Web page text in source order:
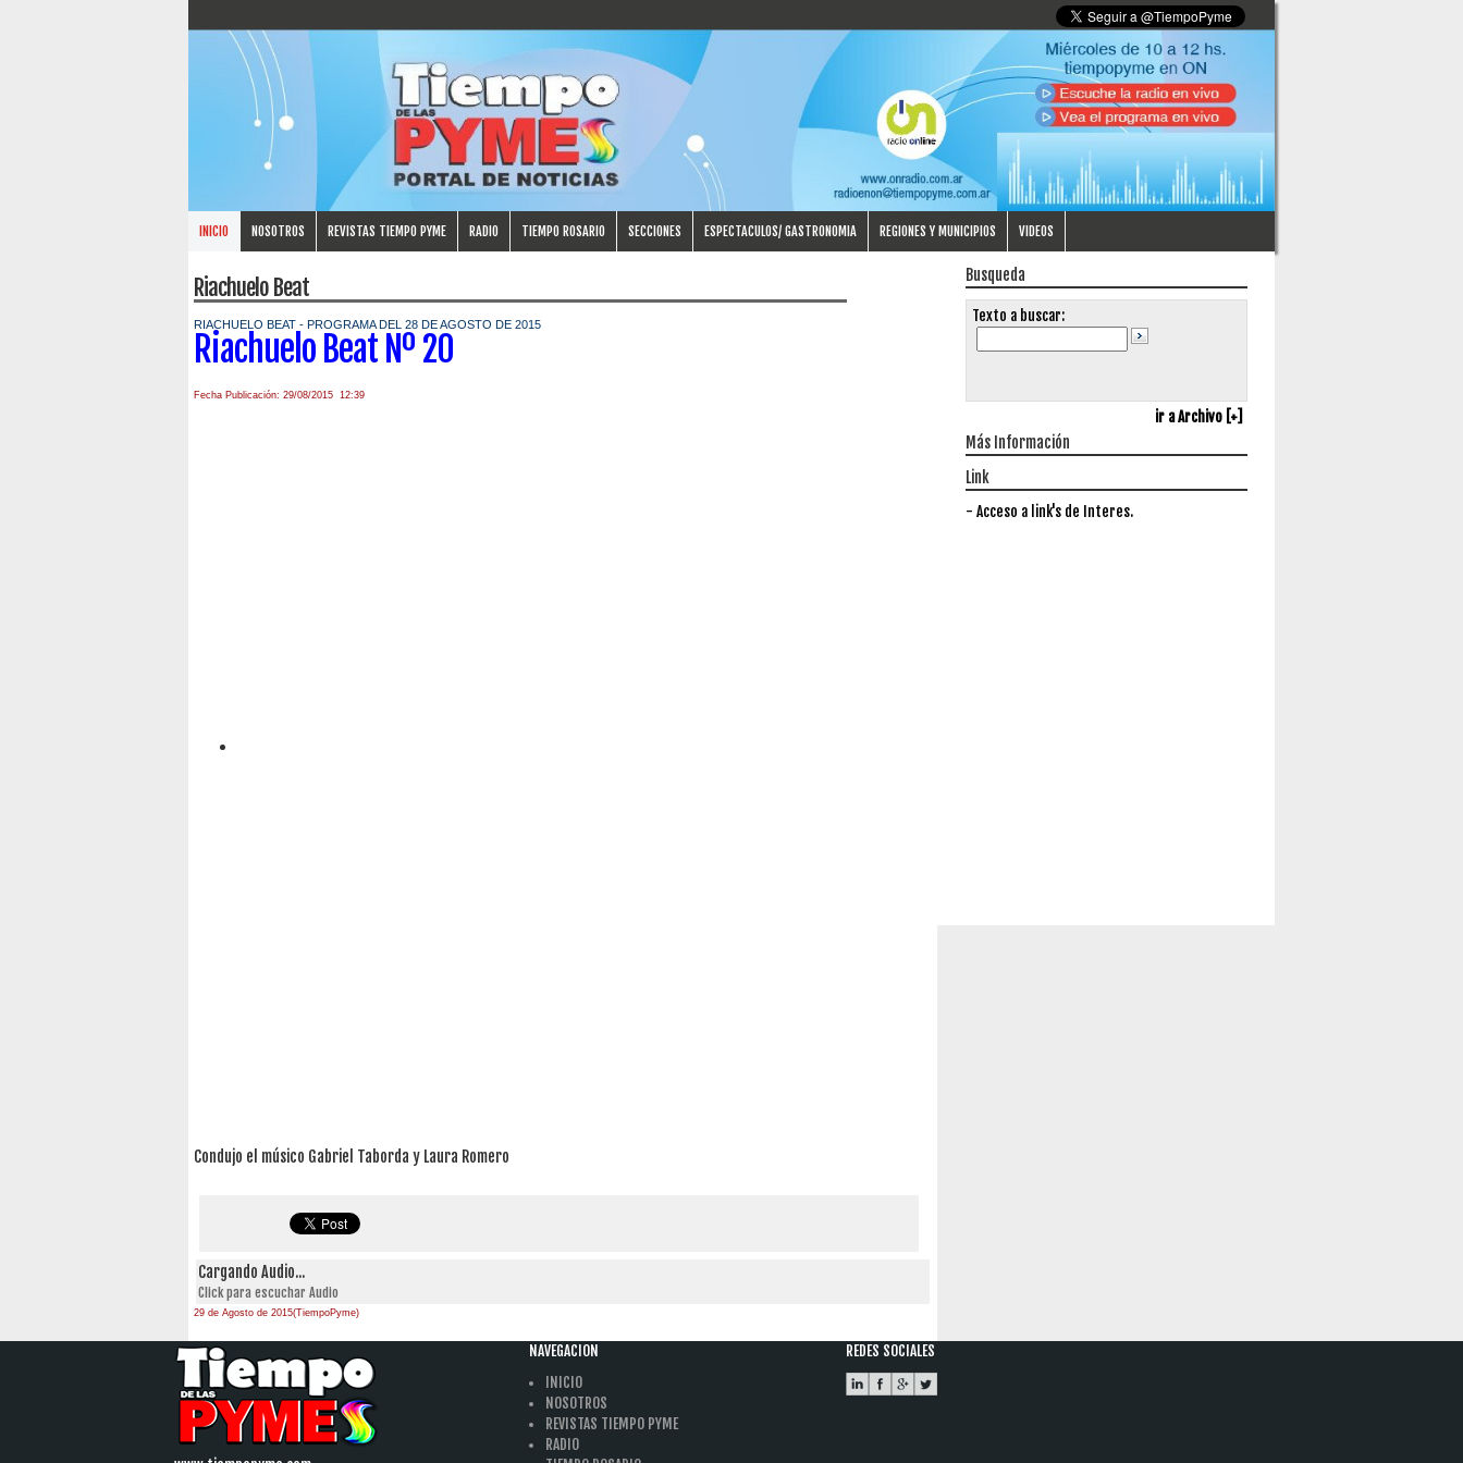
INICIO NOSOTROS REVISTAS TIEMPO PYME RADIO TIEMPO ROSARIO SECCIONES ESPECTACULOS/ GASTRONOMIA REGIONES Y MUNICIPIOS VIDEOS
Riachuelo Beat
RIACHUELO BEAT - PROGRAMA DEL 28 DE AGOSTO DE 2015
Riachuelo Beat Nº 20
Fecha Publicación: 29/08/2015 12:39
Condujo el músico Gabriel Taborda y Laura Romero
Cargando Audio...
Click para escuchar Audio
29 de Agosto de 2015(TiempoPyme)
Busqueda
Texto a buscar:
ir a Archivo [+]
Más Información
Link
- Acceso a link's de Interes.
NAVEGACION
INICIO
NOSOTROS
REVISTAS TIEMPO PYME
RADIO
REDES SOCIALES